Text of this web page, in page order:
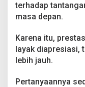
a
e
s
s
terhadap
masa depan.
Karena itu,
layak diapresiasi,
lebih jauh.
Pertanyaannya